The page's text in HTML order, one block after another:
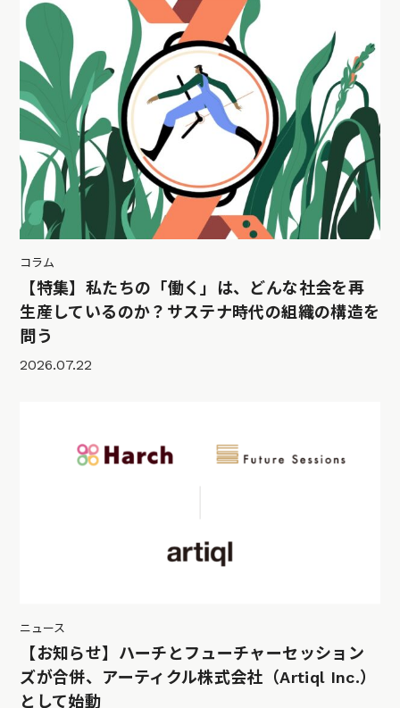
コラム
【特集】私たちの「働く」は、どんな社会を再
生産しているのか？サステナ時代の組織の構造を
問う
2026.07.22
ニュース
【お知らせ】ハーチとフューチャーセッション
ズが合併、アーティクル株式会社（Artiql Inc.）
として始動